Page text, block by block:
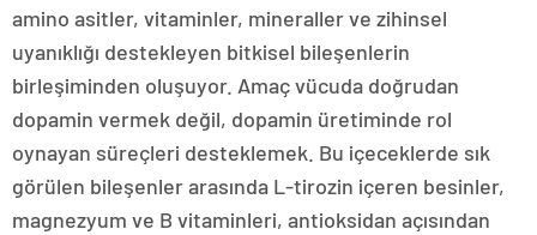
amino asitler, vitaminler, mineraller ve zihinsel
uyanıklığı destekleyen bitkisel bileşenlerin
birleşiminden oluşuyor. Amaç vücuda doğrudan
dopamin vermek değil, dopamin üretiminde rol
oynayan süreçleri desteklemek. Bu içeceklerde sık
görülen bileşenler arasında L-tirozin içeren besinler,
magnezyum ve B vitaminleri, antioksidan açısından